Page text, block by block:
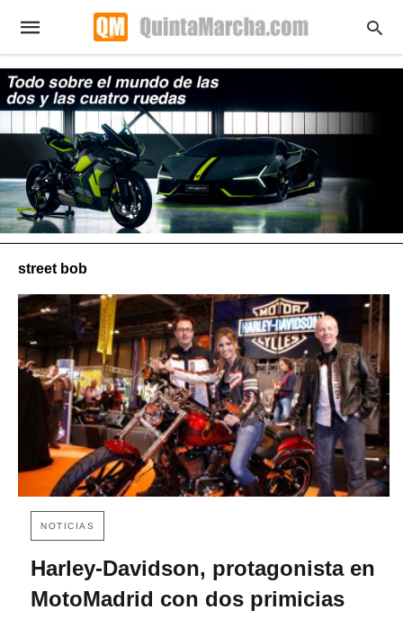
street bob
NOTICIAS
Harley-Davidson, protagonista en
MotoMadrid con dos primicias